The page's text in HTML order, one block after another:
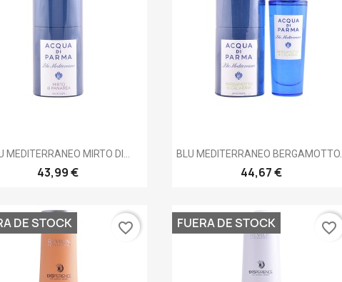
Vista rápida
MEDITERRANEO MIRTO DI...
43,99 €
Vista rápida
BLU MEDITERRANEO BERGAMOTTO...
44,67 €
DE STOCK favorite_border FUERA DE STOCK favorite_border